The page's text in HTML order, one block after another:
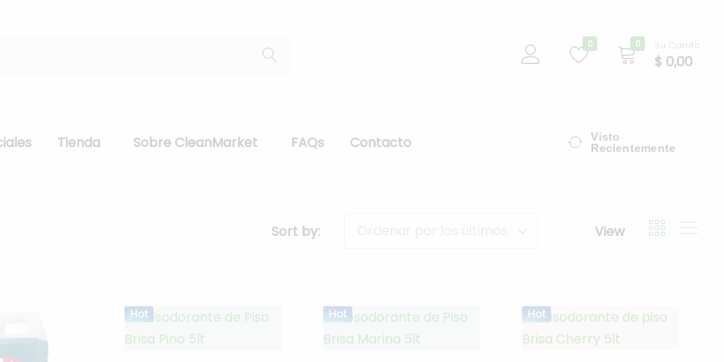
0 0 Su Carrito
$ 0,00
Tienda Sobre CleanMarket FAQs Contacto
Visto
Recientemente
Sort by: View
Hot Hot Hot